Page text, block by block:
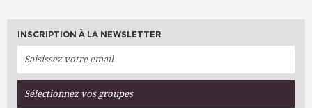
INSCRIPTION À LA NEWSLETTER
Sélectionnez vos groupes